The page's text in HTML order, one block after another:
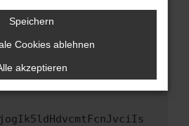
den Webseitenbetreiber.
genannten Schritte versucht
uns bitte. Wir werden
zu beheben. Du kannst
um uns bei der
Speichern
Cookies ablehnen
akzeptieren